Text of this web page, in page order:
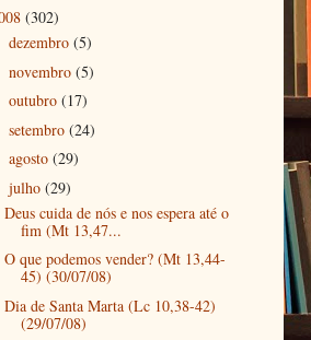
(302)
dezembro (5)
novembro (5)
outubro (17)
setembro (24)
agosto (29)
julho (29)
Deus cuida de nós e nos espera até o
fim (Mt 13,47...
O que podemos vender? (Mt 13,44-
45) (30/07/08)
Dia de Santa Marta (Lc 10,38-42)
(29/07/08)